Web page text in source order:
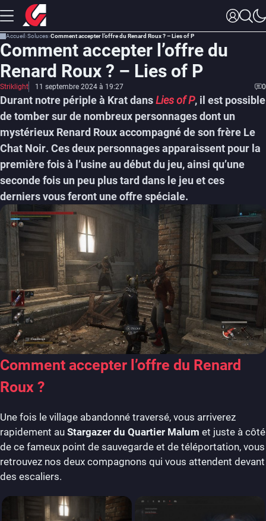
Accueil Soluces Comment accepter l’offre du Renard Roux ? – Lies of P
Comment accepter l’offre du
Renard Roux ? – Lies of P
Striklight 11 septembre 2024 à 19:27 0
Durant notre périple à Krat dansLies of P, il est possible
de tomber sur de nombreux personnages dont un
mystérieux Renard Rouxaccompagné de son frère Le
Chat Noir. Ces deux personnages apparaissent pour la
première fois à l’usine au début du jeu, ainsi qu’une
seconde fois un peu plus tard dans le jeu et ces
derniers vous feront uneoffre spéciale.
Comment accepter l’offre du Renard
Roux ?
Une fois le village abandonné traversé, vous arriverez
rapidement au Stargazer du Quartier Malum et juste à côté
de ce fameux point de sauvegarde et de téléportation, vous
retrouvez nos deux compagnons qui vous attendent devant
des escaliers.